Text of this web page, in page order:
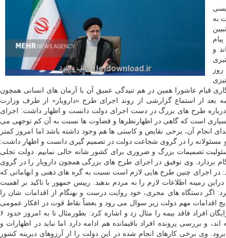
به
و
قیام عاشورا همین در هم تنیدگی عمیق آن با آرمان های انسانی همچون
از استماع گزارشی از روند اجرای طرح «دارویار» از طرف وزارت
طرح های بزرگ در دست اجرای دولت دانست و اظهار داشت: اجرای
است که گاهی در اظهارنظرها و قضاوت ها نسبت به آن کم توجهی می
انجام آن، برخی نقایص و کاستی ها هم وجود داشته باشد اما امروز کمتر
مسئولانه را در گروی شجاعت دولت در تصمیم گیری دانست و اظهار داشت:
تصمیمات بزرگ و ضروری برای کشور شانه خالی نماییم. دولت تجلی
بردارد. وی توفیق در اجرای طرح های بزرگی همچون دارویار را در گروی
در اجرای چنین طرح هایی لازم است نسبت به گره های ذهنی و ابهاماتی که
زمینه اطلاعات لازم را به مردم بدهید. رییس جمهور با تاکید بر اهمیت
اگر دستگاه های مجری، خود روایت درست و بهنگام از اقدامات شان را
اقدامات مهم دولت زیر سوال می رود و بعضاً نقاط قوت در افکار عمومی
نقطه ضعف جلوه داده می شود. رئیسی دراین زمینه موضوع بیمه رایگان افراد فاقد بیمه را مثال زد و اشاره کرد: بطورمثال تا به امروز حدود ۶
و بررسی پرونده افراد باقیمانده هم ادامه دارد اما نباید در اظهارات و
بیمه ای ۶ میلیون نفر به حاشیه برود. وی برخی کارهای انجام شده در این دولت را از آرزوهای دیرینه کشور